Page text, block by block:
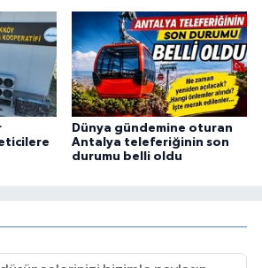
Dünya gündemine oturan
Antalya teleferiğinin son
durumu belli oldu